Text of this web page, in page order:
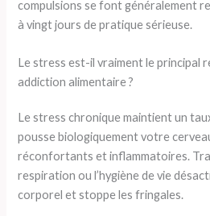
compulsions se font généralement
à vingt jours de pratique sérieuse.
Le stress est-il vraiment le principal
addiction alimentaire ?
Le stress chronique maintient un
pousse biologiquement votre
réconfortants et inflammatoires.
respiration ou l’hygiène de vie
corporel et stoppe les fringales.